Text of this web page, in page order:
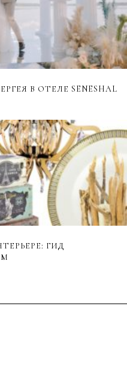
В ОТЕЛЕ SENESHAL
ГИД